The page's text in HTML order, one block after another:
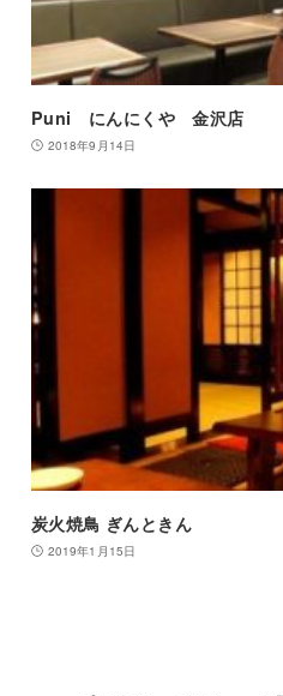
Puni にんにくや 金沢店
2018年9月14日
炭火焼鳥 ぎんときん
2019年1月15日